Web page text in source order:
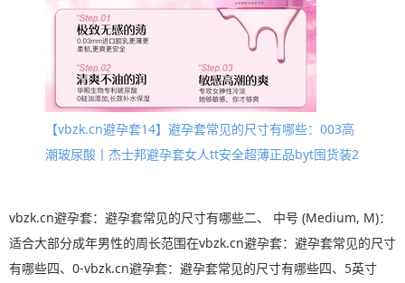
【vbzk.cn避孕套14】避孕套常见的尺寸有哪些：003高
潮玻尿酸丨杰士邦避孕套女人tt安全超薄正品byt囤货装2
vbzk.cn避孕套：避孕套常见的尺寸有哪些二、 中号 (Medium, M)：
适合大部分成年男性的周长范围在vbzk.cn避孕套：避孕套常见的尺寸
有哪些四、0-vbzk.cn避孕套：避孕套常见的尺寸有哪些四、5英寸